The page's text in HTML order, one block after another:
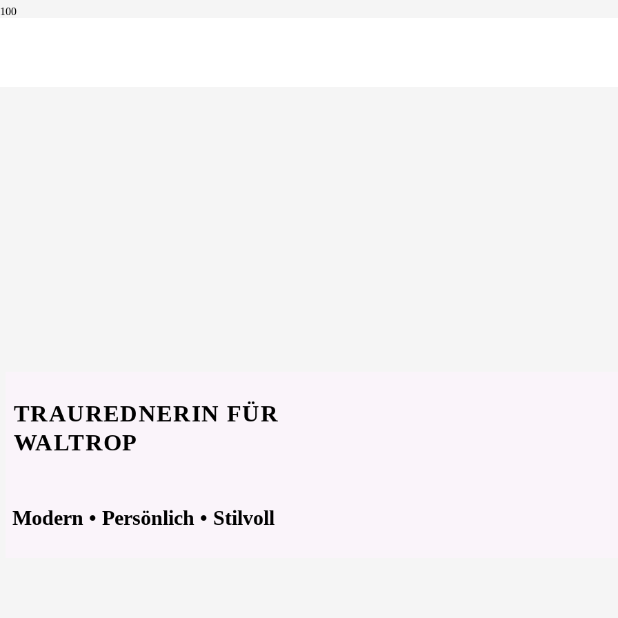
TRAUREDNERIN FÜR
WALTROP
Modern • Persönlich • Stilvoll